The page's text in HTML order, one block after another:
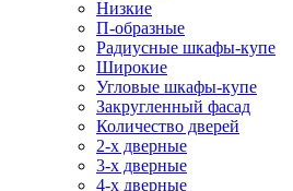
Низкие
П-образные
Радиусные шкафы-купе
Широкие
Угловые шкафы-купе
Закругленный фасад
Количество дверей
2-х дверные
3-х дверные
4-х дверные